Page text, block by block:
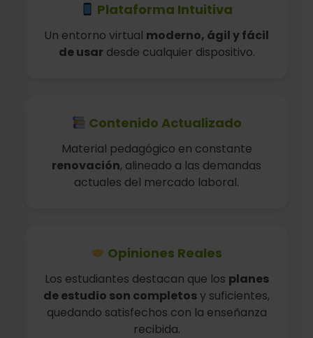
Plataforma Intuitiva
Un entorno virtual moderno, ágil y fácil
de usardesde cualquier dispositivo.
Contenido Actualizado
Material pedagógico en constante
renovación, alineado a las demandas
actuales del mercado laboral.
Opiniones Reales
Los estudiantes destacan que los planes
de estudio son completosy suficientes,
quedando satisfechos con la enseñanza
recibida.